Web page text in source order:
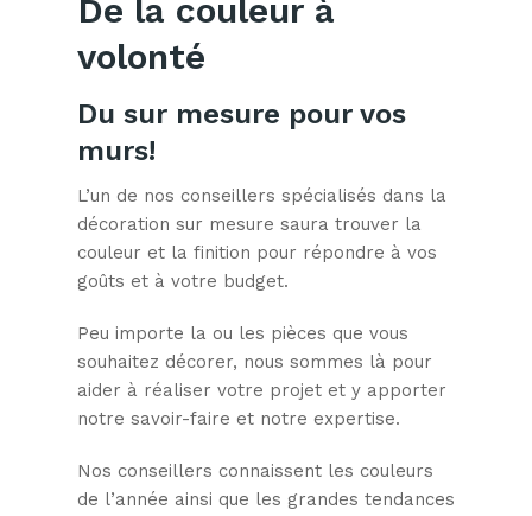
De la couleur à
volonté
Du sur mesure pour vos
murs!
L’un de nos conseillers spécialisés dans la
décoration sur mesure saura trouver la
couleur et la finition pour répondre à vos
goûts et à votre budget.
Peu importe la ou les pièces que vous
souhaitez décorer, nous sommes là pour
aider à réaliser votre projet et y apporter
notre savoir-faire et notre expertise.
Nos conseillers connaissent les couleurs
de l’année ainsi que les grandes tendances